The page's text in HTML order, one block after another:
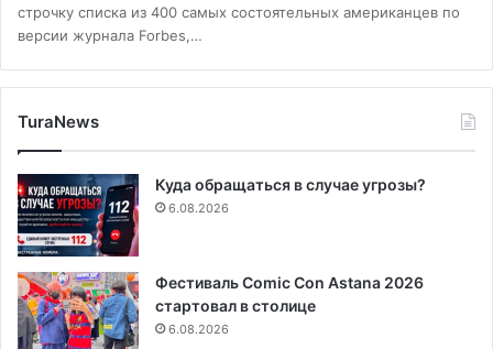
строчку списка из 400 самых состоятельных американцев по
версии журнала Forbes,…
TuraNews
Куда обращаться в случае угрозы?
6.08.2026
Фестиваль Comic Con Astana 2026
стартовал в столице
6.08.2026